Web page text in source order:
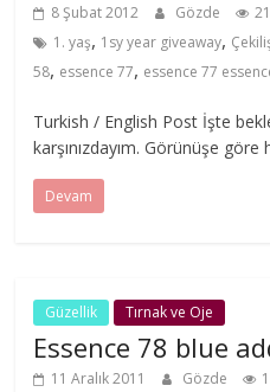
8 Şubat 2012 Gözde
1. yaş, 1sy year giveaway,
58, essence 77, essence 77
Turkish / English Post İşte
karşınızdayım. Görünüşe
Devam
Güzellik Tırnak ve Oje
Essence 78 blue
11 Aralık 2011 Gözde